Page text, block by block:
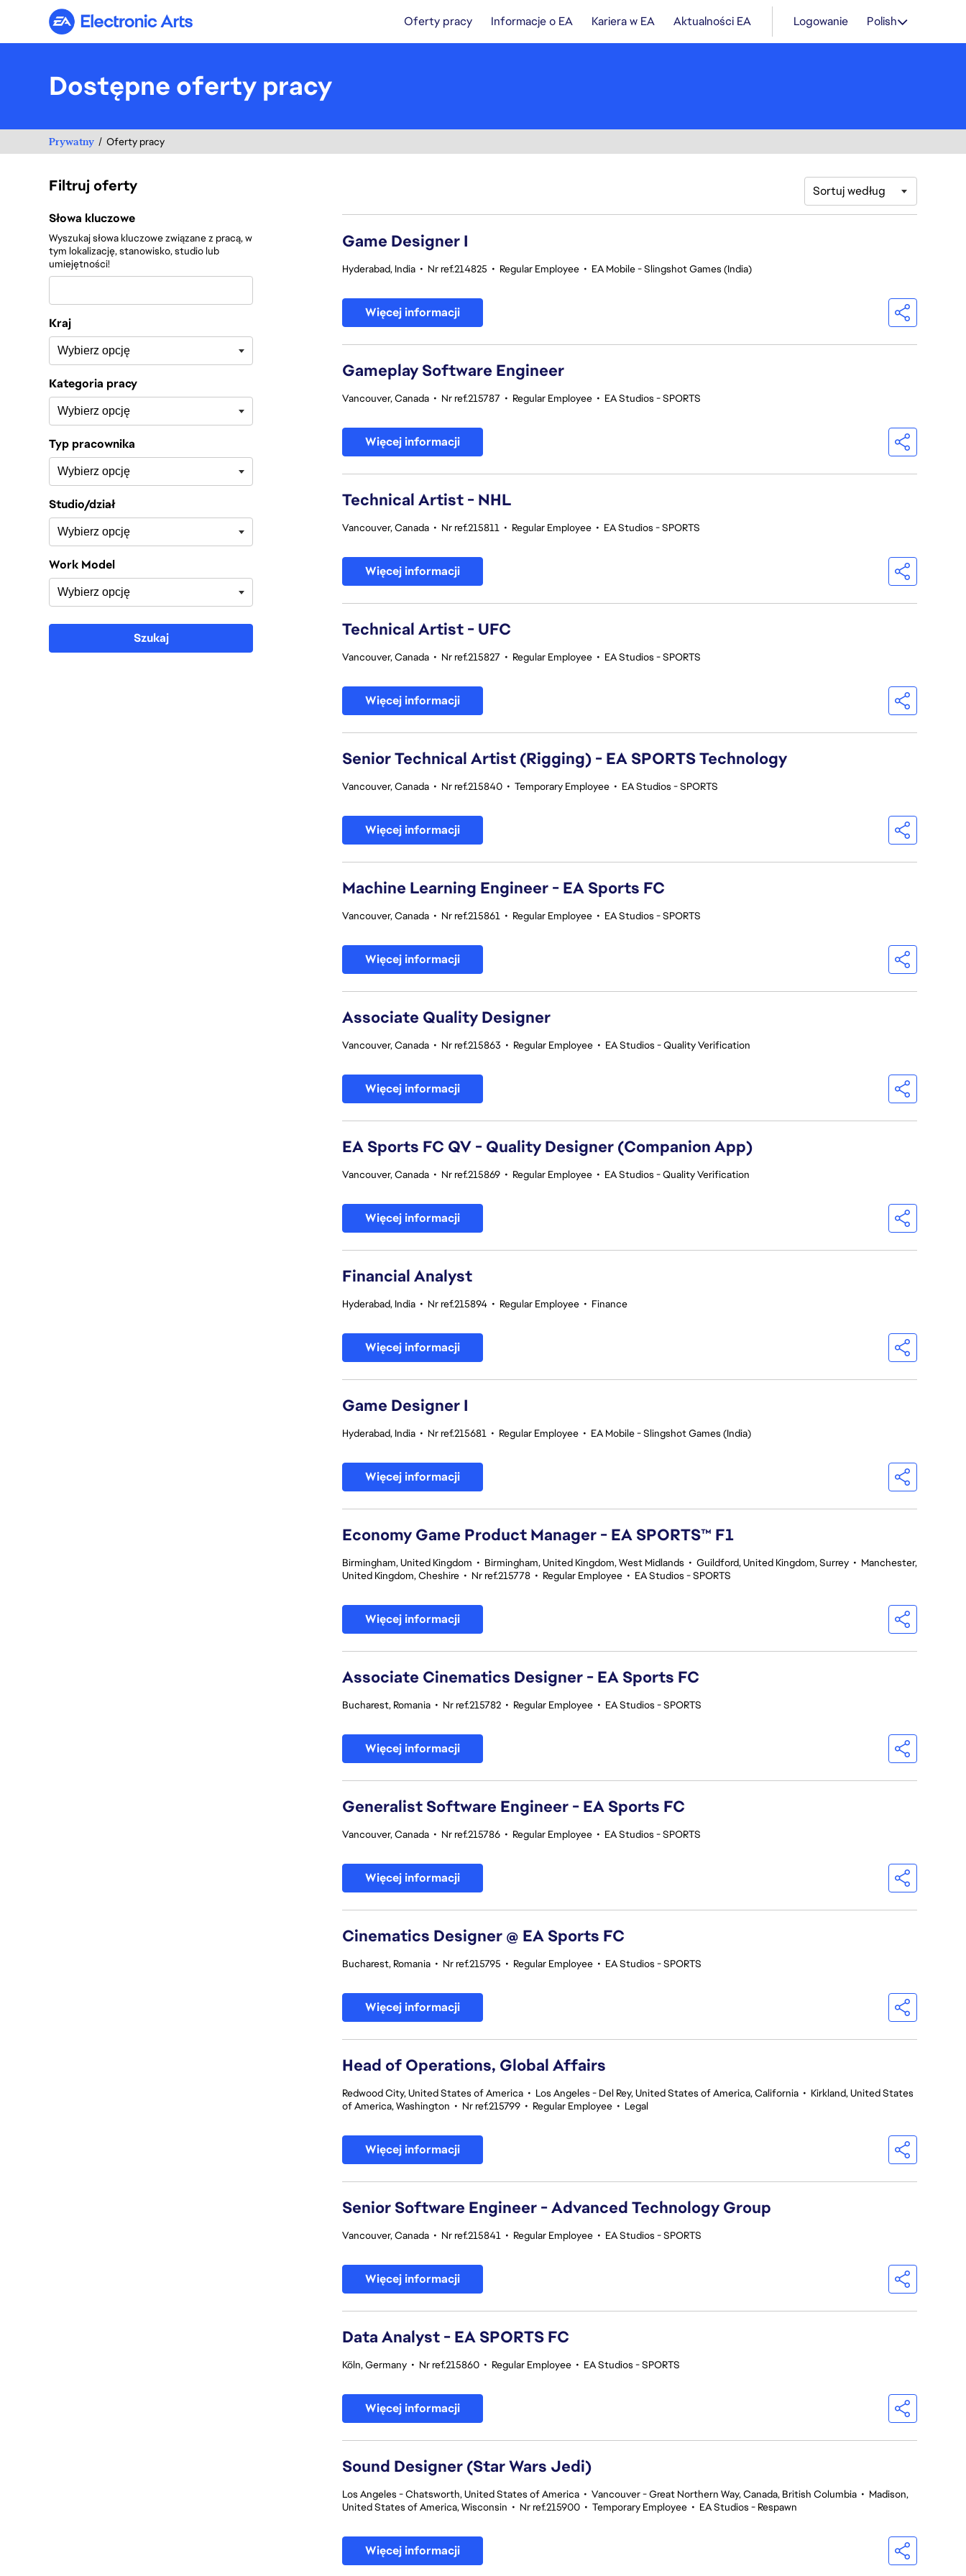
Electronic Arts Oferty pracy Informacje o EA Kariera w EA Aktualności EA Logowanie Polish
Dostępne oferty pracy
Prywatny Oferty pracy
Filtruj oferty
Filtruj oferty
Słowa kluczowe
Wyszukaj słowa kluczowe związane z pracą, w
tym lokalizację, stanowisko, studio lub
umiejętności!
Kraj
Kategoria pracy
Typ pracownika
Studio/dział
Work Model
Szukaj
Sortuj według
Game Designer I
Hyderabad, India • Nr ref.214825 • Regular Employee • EA Mobile - Slingshot Games (India)
Więcej informacji
Gameplay Software Engineer
Vancouver, Canada • Nr ref.215787 • Regular Employee • EA Studios - SPORTS
Więcej informacji
Technical Artist - NHL
Vancouver, Canada • Nr ref.215811 • Regular Employee • EA Studios - SPORTS
Więcej informacji
Technical Artist - UFC
Vancouver, Canada • Nr ref.215827 • Regular Employee • EA Studios - SPORTS
Więcej informacji
Senior Technical Artist (Rigging) - EA SPORTS Technology
Vancouver, Canada • Nr ref.215840 • Temporary Employee • EA Studios - SPORTS
Więcej informacji
Machine Learning Engineer - EA Sports FC
Vancouver, Canada • Nr ref.215861 • Regular Employee • EA Studios - SPORTS
Więcej informacji
Associate Quality Designer
Vancouver, Canada • Nr ref.215863 • Regular Employee • EA Studios - Quality Verification
Więcej informacji
EA Sports FC QV - Quality Designer (Companion App)
Vancouver, Canada • Nr ref.215869 • Regular Employee • EA Studios - Quality Verification
Więcej informacji
Financial Analyst
Hyderabad, India • Nr ref.215894 • Regular Employee • Finance
Więcej informacji
Game Designer I
Hyderabad, India • Nr ref.215681 • Regular Employee • EA Mobile - Slingshot Games (India)
Więcej informacji
Economy Game Product Manager - EA SPORTS™ F1
Birmingham, United Kingdom • Birmingham, United Kingdom, West Midlands • Guildford, United Kingdom, Surrey • Manchester,
United Kingdom, Cheshire • Nr ref.215778 • Regular Employee • EA Studios - SPORTS
Więcej informacji
Associate Cinematics Designer - EA Sports FC
Bucharest, Romania • Nr ref.215782 • Regular Employee • EA Studios - SPORTS
Więcej informacji
Generalist Software Engineer - EA Sports FC
Vancouver, Canada • Nr ref.215786 • Regular Employee • EA Studios - SPORTS
Więcej informacji
Cinematics Designer @ EA Sports FC
Bucharest, Romania • Nr ref.215795 • Regular Employee • EA Studios - SPORTS
Więcej informacji
Head of Operations, Global Affairs
Redwood City, United States of America • Los Angeles - Del Rey, United States of America, California • Kirkland, United States
of America, Washington • Nr ref.215799 • Regular Employee • Legal
Więcej informacji
Senior Software Engineer - Advanced Technology Group
Vancouver, Canada • Nr ref.215841 • Regular Employee • EA Studios - SPORTS
Więcej informacji
Data Analyst - EA SPORTS FC
Köln, Germany • Nr ref.215860 • Regular Employee • EA Studios - SPORTS
Więcej informacji
Sound Designer (Star Wars Jedi)
Los Angeles - Chatsworth, United States of America • Vancouver - Great Northern Way, Canada, British Columbia • Madison,
United States of America, Wisconsin • Nr ref.215900 • Temporary Employee • EA Studios - Respawn
Więcej informacji